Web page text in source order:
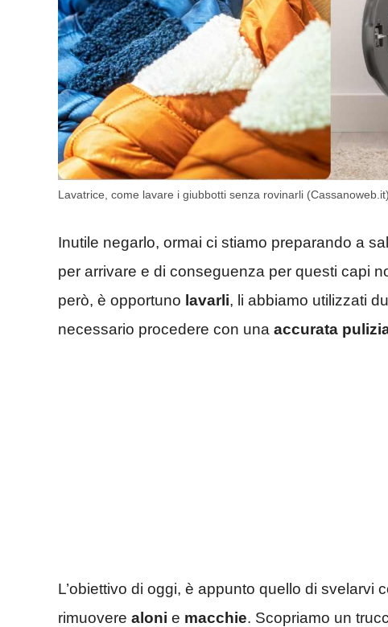
Lavatrice, come lavare i giubbotti senza rovinarli (Cassanoweb.it)
Inutile negarlo, ormai ci stiamo preparando a
per arrivare e di conseguenza per questi capi
però, è opportuno lavarli, li abbiamo utilizzati
necessario procedere con una accurata
L’obiettivo di oggi, è appunto quello di svelarvi
rimuovere aloni e macchie. Scopriamo un